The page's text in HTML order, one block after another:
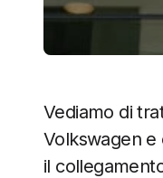
Vediamo di
Volkswagen e
il